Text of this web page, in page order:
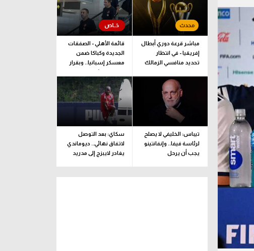
مباشر قرعة دوري أبطال
إفريقيا - في انتظار
تحديد منافسي الزمالك
قائمة الأهلي - الصفقات
الجديدة وكباكا ضمن
معسكر إسبانيا.. وبقرار
يلحق بالبعثة
تيباس: الخليفي لا يصلح
لرئاسة فيفا.. وإنفانتينو
يجب أن يرحل
سكاي: بعد التوصل
لاتفاق نهائي.. ديوماندي
يغادر لايبزج إلى مدريد